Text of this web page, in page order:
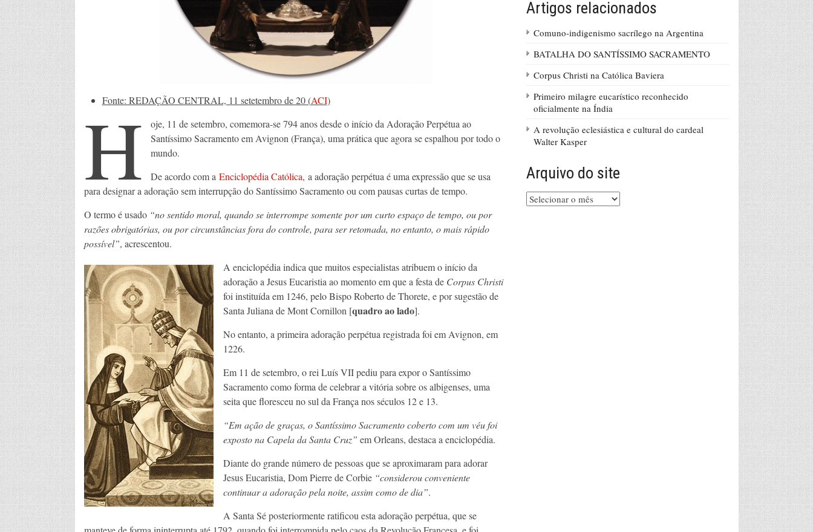
Fonte: REDAÇÃO CENTRAL, 11 setetembro de 20 (ACI)
H
oje, 11 de setembro, comemora-se 794 anos desde o início da Adoração Perpétua ao
Santíssimo Sacramento em Avignon (França), uma prática que agora se espalhou por todo o
mundo.
De acordo com a Enciclopédia Católica, a adoração perpétua é uma expressão que se usa
para designar a adoração sem interrupção do Santíssimo Sacramento ou com pausas curtas de tempo.
O termo é usado “no sentido moral, quando se interrompe somente por um curto espaço de tempo, ou por
razões obrigatórias, ou por circunstâncias fora do controle, para ser retomada, no entanto, o mais rápido
possível”, acrescentou.
A enciclopédia indica que muitos especialistas atribuem o início da
adoração a Jesus Eucaristia ao momento em que a festa de Corpus Christi
foi instituída em 1246, pelo Bispo Roberto de Thorete, e por sugestão de
Santa Juliana de Mont Cornillon [quadro ao lado].
No entanto, a primeira adoração perpétua registrada foi em Avignon, em
1226.
Em 11 de setembro, o rei Luís VII pediu para expor o Santíssimo
Sacramento como forma de celebrar a vitória sobre os albigenses, uma
seita que floresceu no sul da França nos séculos 12 e 13.
“Em ação de graças, o Santíssimo Sacramento coberto com um véu foi
exposto na Capela da Santa Cruz” em Orleans, destaca a enciclopédia.
Diante do grande número de pessoas que se aproximaram para adorar
Jesus Eucaristia, Dom Pierre de Corbie “considerou conveniente
continuar a adoração pela noite, assim como de dia”.
A Santa Sé posteriormente ratificou esta adoração perpétua, que se
Artigos relacionados
Comuno-indigenismo sacrílego na Argentina
BATALHA DO SANTÍSSIMO SACRAMENTO
Corpus Christi na Católica Baviera
Primeiro milagre eucarístico reconhecido
oficialmente na Índia
A revolução eclesiástica e cultural do cardeal
Walter Kasper
Arquivo do site
Arquivo
do